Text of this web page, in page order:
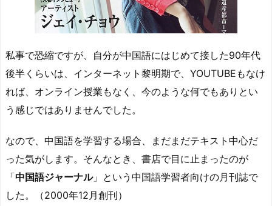
私事で恐縮ですが、自分が中国語にはじめて接した90年代
後半くらいは、インターネット黎明期で、YOUTUBEもなけ
れば、オンライン授業もなく、今のような何でもありとい
う感じではありませんでした。
なので、中国語を学習する場合、まだまだテキスト中心だ
った気がします。そんなとき、書店で目に止まったのが
「中国語ジャーナル」という中国語学習者向けの月刊誌で
した。（2000年12月創刊）